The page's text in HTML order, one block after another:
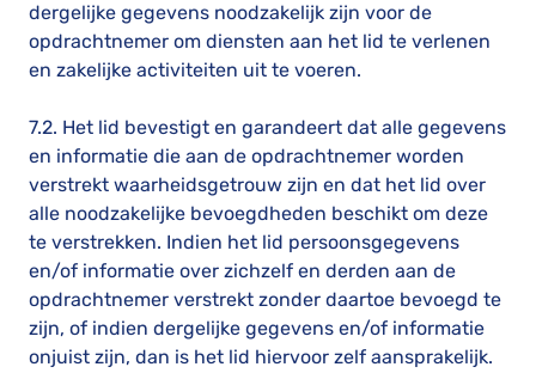
dergelijke gegevens noodzakelijk zijn voor de
opdrachtnemer om diensten aan het lid te verlenen
en zakelijke activiteiten uit te voeren.
7.2. Het lid bevestigt en garandeert dat alle gegevens
en informatie die aan de opdrachtnemer worden
verstrekt waarheidsgetrouw zijn en dat het lid over
alle noodzakelijke bevoegdheden beschikt om deze
te verstrekken. Indien het lid persoonsgegevens
en/of informatie over zichzelf en derden aan de
opdrachtnemer verstrekt zonder daartoe bevoegd te
zijn, of indien dergelijke gegevens en/of informatie
onjuist zijn, dan is het lid hiervoor zelf aansprakelijk.